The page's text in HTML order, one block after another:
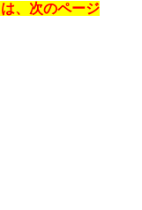
、次のページ